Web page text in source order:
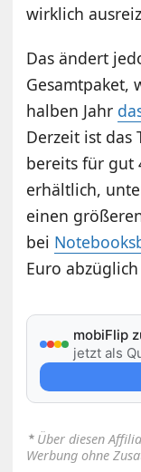
wirklich
Das ändert
Gesamtpaket,
halben Jahr
Derzeit ist das
bereits für gut
erhältlich,
einen
bei
Euro
mobiFlip
jetzt als
⋆ Über diesen
Werbung ohne